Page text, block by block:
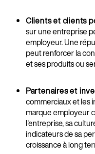
Clients et clients
sur une entreprise
employeur. Une
peut renforcer la
et ses produits ou
Partenaires et
commerciaux et les
marque employeur
l'entreprise, sa
indicateurs de sa
croissance à long